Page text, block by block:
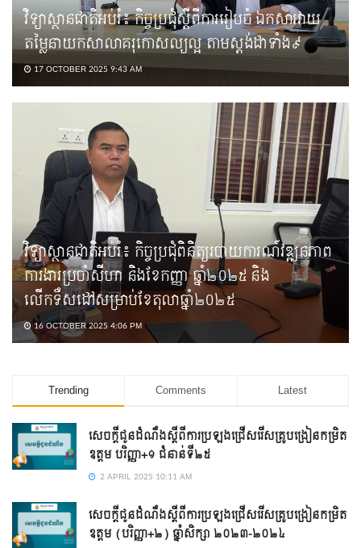
វិទ្យាស្ថានជាតិអប់រំ៖ កិច្ចប្រជុំស្ដីពីការរៀបចំ ឯកសារវាយ
តម្លៃនាយកសាលាគរុកោសល្យល្អ តាមស្តង់ដាទាំង៩
17 OCTOBER 2025 9:43 AM
វិទ្យាស្ថានជាតិអប់រំ៖ កិច្ចប្រជុំពិនិត្យរបាយការណ៍វឌ្ឍនភាព
ការងារប្រចាំសីហា និងខែកញ្ញា ឆ្នាំ២០២៥ និង
លើកទឹសដៅសម្រាប់ខែតុលាឆ្នាំ២០២៥
16 OCTOBER 2025 4:06 PM
Trending Comments Latest
សេចក្តីជូនដំណឹងស្ដីពីការប្រឡងជ្រើសរើសគ្រូបង្រៀនកម្រិត
ឧត្តម បរិញ្ញា+១ ជំនាន់ទី២៥
2 APRIL 2025 10:11 AM
សេចក្ដីជូនដំណឹងស្ដីពីការប្រឡងជ្រើសរើសគ្រូបង្រៀនកម្រិត
ឧត្តម (បរិញ្ញា+២) ឆ្នាំសិក្សា ២០២៣-២០២៤